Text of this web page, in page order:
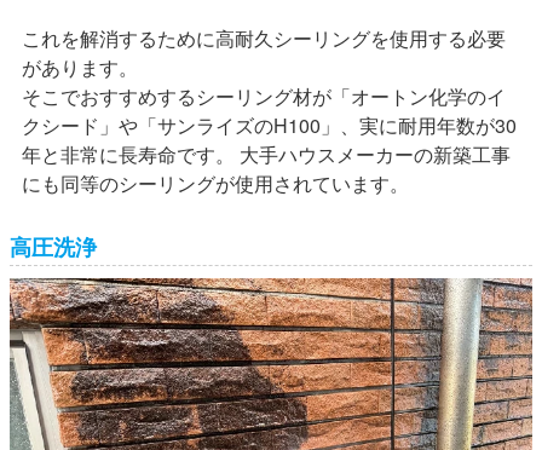
これを解消するために高耐久シーリングを使用する必要
があります。
そこでおすすめするシーリング材が「オートン化学のイ
クシード」や「サンライズのH100」、実に耐用年数が30
年と非常に長寿命です。 大手ハウスメーカーの新築工事
にも同等のシーリングが使用されています。
高圧洗浄